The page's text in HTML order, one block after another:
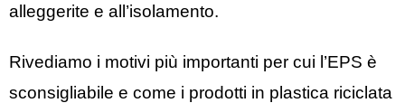
alleggerite e all’isolamento.
Rivediamo i motivi più importanti per cui l’EPS è
sconsigliabile e come i prodotti in plastica riciclata